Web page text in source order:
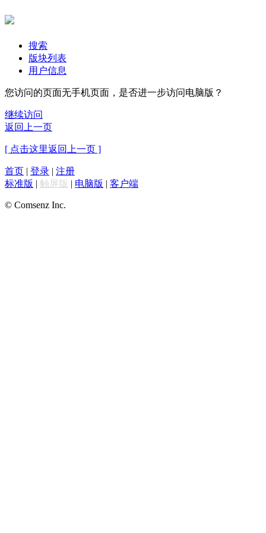
搜索
版块列表
用户信息
您访问的页面无手机页面，是否进一步访问电脑版？
继续访问
返回上一页
[ 点击这里返回上一页 ]
首页 | 登录 | 注册
标准版 | 触屏版 | 电脑版 | 客户端
© Comsenz Inc.